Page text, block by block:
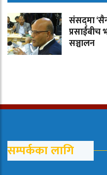
संसद्‌मा
सञ्चालन
सम्पर्कका लागि